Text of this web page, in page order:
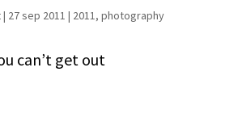
| 27 sep 2011 | 2011, photography
can’t get out